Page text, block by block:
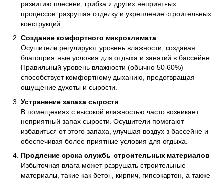
развитию плесени, грибка и других неприятных
процессов, разрушая отделку и укрепление строительных
конструкций.
Создание комфортного микроклимата
Осушители регулируют уровень влажности, создавая
благоприятные условия для отдыха и занятий в бассейне.
Правильный уровень влажности (обычно 50-60%)
способствует комфортному дыханию, предотвращая
ощущение духоты и сырости.
Устранение запаха сырости
В помещениях с высокой влажностью часто возникает
неприятный запах сырости. Осушители помогают
избавиться от этого запаха, улучшая воздух в бассейне и
обеспечивая более приятные условия для отдыха.
Продление срока службы строительных материалов
Избыточная влага может разрушать строительные
материалы, такие как бетон, кирпич, гипсокартон, а также